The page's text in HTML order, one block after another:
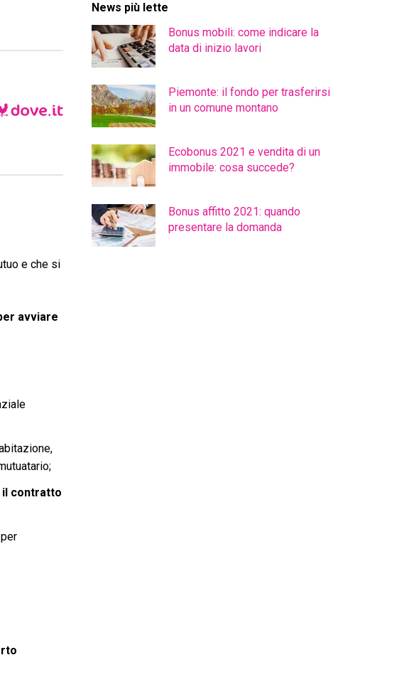
e che si
avviare
contratto
News più lette
Bonus mobili: come indicare la
data di inizio lavori
Piemonte: il fondo per trasferirsi
in un comune montano
Ecobonus 2021 e vendita di un
immobile: cosa succede?
Bonus affitto 2021: quando
presentare la domanda